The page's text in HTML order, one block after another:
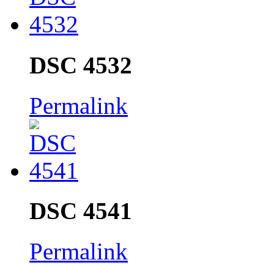
DSC 4532
Permalink
DSC 4541
Permalink